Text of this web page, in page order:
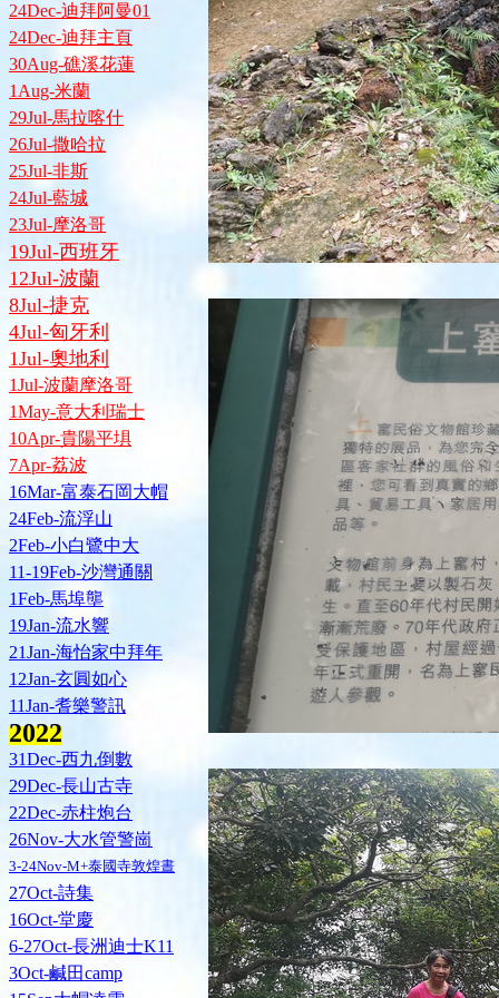
24Dec-迪拜阿曼01
24Dec-迪拜主頁
30Aug-礁溪花蓮
1Aug-米蘭
29Jul-馬拉喀什
26Jul-撒哈拉
25Jul-非斯
24Jul-藍城
23Jul-摩洛哥
19Jul-西班牙
12Jul-波蘭
8Jul-捷克
4Jul-匈牙利
1Jul-奧地利
1Jul-波蘭摩洛哥
1May-意大利瑞士
10Apr-貴陽平埧
7Apr-荔波
16Mar-富泰石岡大帽
24Feb-流浮山
2Feb-小白鷺中大
11-19Feb-沙灣通關
1Feb-馬埠壟
19Jan-流水響
21Jan-海怡家中拜年
12Jan-玄圓如心
11Jan-耆樂警訊
2022
31Dec-西九倒數
29Dec-長山古寺
22Dec-赤柱炮台
26Nov-大水管警崗
3-24Nov-M+泰國寺敦煌晝
27Oct-詩集
16Oct-堂慶
6-27Oct-長洲迪士K11
3Oct-鹹田camp